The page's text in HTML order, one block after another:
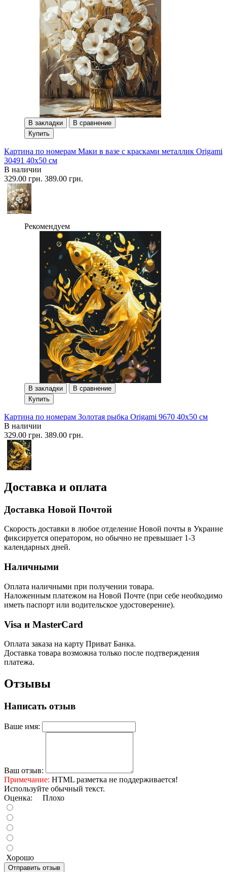
В закладки
В сравнение
Купить
Картина по номерам Маки в вазе с красками металлик Origami
30491 40x50 см
В наличии
329.00 грн. 389.00 грн.
Рекомендуем
В закладки
В сравнение
Купить
Картина по номерам Золотая рыбка Origami 9670 40x50 см
В наличии
329.00 грн. 389.00 грн.
Доставка и оплата
Доставка Новой Почтой
Скорость доставки в любое отделение Новой почты в Украине
фиксируется оператором, но обычно не превышает 1-3
календарных дней.
Наличными
Оплата наличными при получении товара.
Наложенным платежом на Новой Почте (при себе необходимо
иметь паспорт или водительское удостоверение).
Visa и MasterCard
Оплата заказа на карту Приват Банка.
Доставка товара возможна только после подтверждения
платежа.
Отзывы
Написать отзыв
Ваше имя:
Ваш отзыв:
Примечание: HTML разметка не поддерживается!
Используйте обычный текст.
Оценка: Плохо
Хорошо
Отправить отзыв